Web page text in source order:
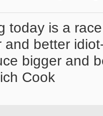
today is a
and better
bigger and
Cook